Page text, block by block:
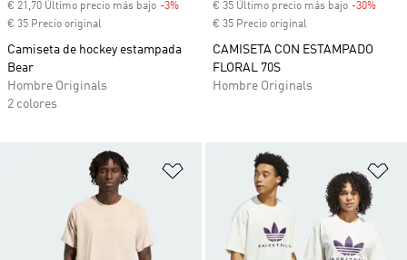
€ 21,70 Último precio más bajo -3% Descuento
€ 35 Precio original
Camiseta de hockey estampada
Bear
Hombre Originals
2 colores
€ 35 Último precio más bajo -30%
€ 35 Precio original
CAMISETA CON ESTAMPADO
FLORAL 70S
Hombre Originals
Añadir a la lista de deseos